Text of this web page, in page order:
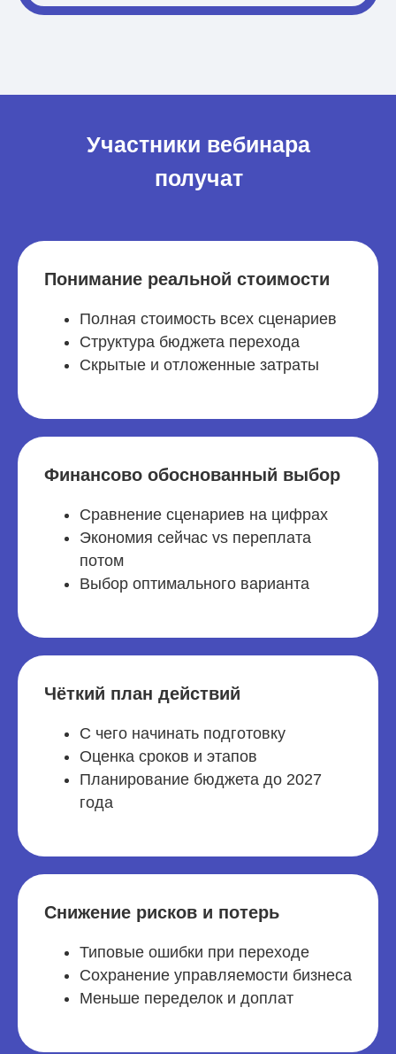
Участники вебинара
получат
Понимание реальной стоимости
Полная стоимость всех сценариев
Структура бюджета перехода
Скрытые и отложенные затраты
Финансово обоснованный выбор
Сравнение сценариев на цифрах
Экономия сейчас vs переплата
потом
Выбор оптимального варианта
Чёткий план действий
С чего начинать подготовку
Оценка сроков и этапов
Планирование бюджета до 2027
года
Снижение рисков и потерь
Типовые ошибки при переходе
Сохранение управляемости бизнеса
Меньше переделок и доплат